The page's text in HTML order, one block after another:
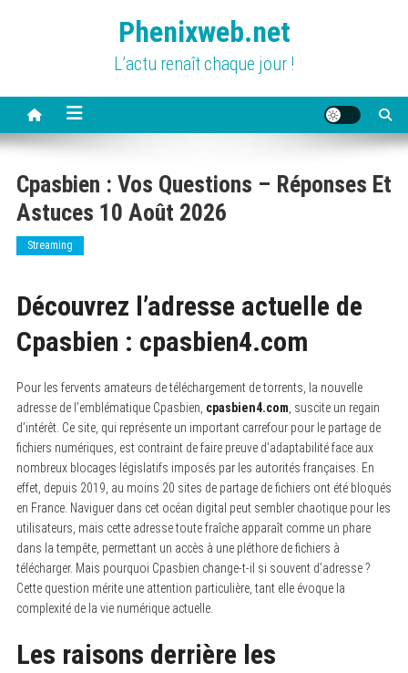
Phenixweb.net
L’actu renaît chaque jour !
Cpasbien : Vos Questions – Réponses Et
Astuces 10 Août 2026
Streaming
Découvrez l’adresse actuelle de
Cpasbien : cpasbien4.com
Pour les fervents amateurs de téléchargement de torrents, la nouvelle
adresse de l’emblématique Cpasbien, cpasbien4.com , suscite un regain
d’intérêt. Ce site, qui représente un important carrefour pour le partage de
fichiers numériques, est contraint de faire preuve d’adaptabilité face aux
nombreux blocages législatifs imposés par les autorités françaises. En
effet, depuis 2019, au moins 20 sites de partage de fichiers ont été bloqués
en France. Naviguer dans cet océan digital peut sembler chaotique pour les
utilisateurs, mais cette adresse toute fraîche apparaît comme un phare
dans la tempête, permettant un accès à une pléthore de fichiers à
télécharger. Mais pourquoi Cpasbien change-t-il si souvent d’adresse ?
Cette question mérite une attention particulière, tant elle évoque la
complexité de la vie numérique actuelle.
Les raisons derrière les